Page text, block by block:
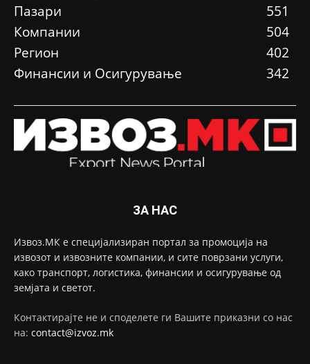
Пазари
551
Компании
504
Регион
402
Финансии и Осигурување
342
ЗА НАС
Извоз.МК е специјализиран портал за промоција на
извозот и извозните компании, и сите поврзани услуги,
како транспорт, логистика, финансии и осигурување од
земјата и светот.
Контактирајте не и споделете ги Вашите приказни со нас
на: contact@izvoz.mk